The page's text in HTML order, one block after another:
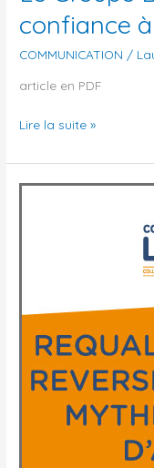
confiance
COMMUNICATION /
article en PDF
Lire la suite »
Talon
d’Achille